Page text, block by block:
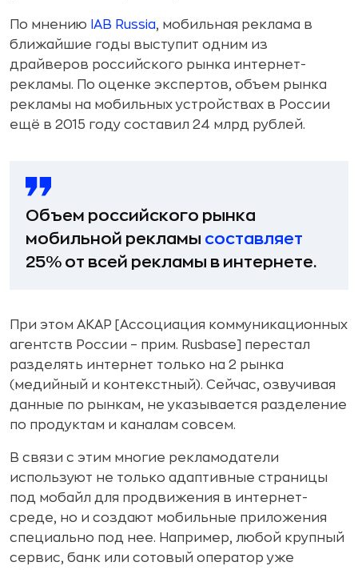
По мнению IAB Russia, мобильная реклама в
ближайшие годы выступит одним из
драйверов российского рынка интернет-
рекламы. По оценке экспертов, объем рынка
рекламы на мобильных устройствах в России
ещё в 2015 году составил 24 млрд рублей.
Объем российского рынка
мобильной рекламы составляет
25% от всей рекламы в интернете.
При этом АКАР [Ассоциация коммуникационных
агентств России – прим. Rusbase] перестал
разделять интернет только на 2 рынка
(медийный и контекстный). Сейчас, озвучивая
данные по рынкам, не указывается разделение
по продуктам и каналам совсем.
В связи с этим многие рекламодатели
используют не только адаптивные страницы
под мобайл для продвижения в интернет-
среде, но и создают мобильные приложения
специально под нее. Например, любой крупный
сервис, банк или сотовый оператор уже